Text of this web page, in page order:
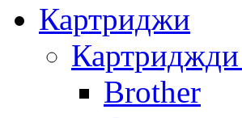
Картриджи
Brother